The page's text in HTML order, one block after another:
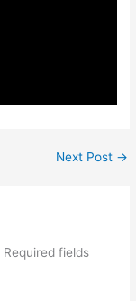
Next Post →
Required fields